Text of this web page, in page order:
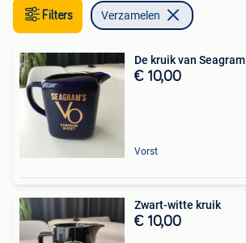
Filters Verzamelen
De kruik van Seagram
€ 10,00
Vorst
Zwart-witte kruik
€ 10,00